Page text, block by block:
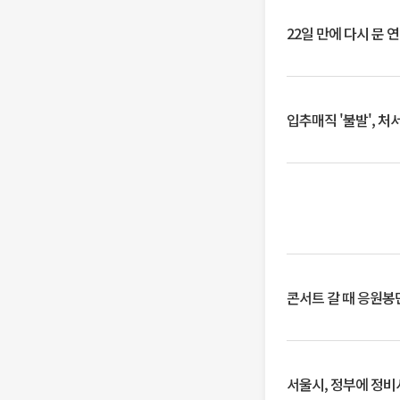
22일 만에 다시 문
입추매직 '불발', 처
콘서트 갈 때 응원
서울시, 정부에 정